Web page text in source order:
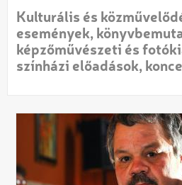
Kulturális és
események,
képzőművészeti és
színházi előadások,